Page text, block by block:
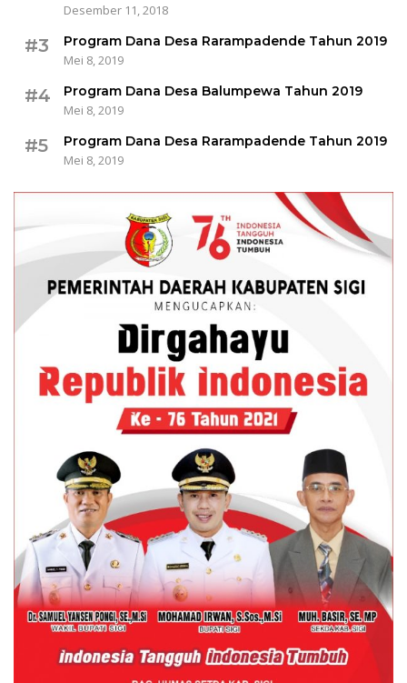
Desember 11, 2018
#3
Program Dana Desa Rarampadende Tahun 2019
Mei 8, 2019
#4
Program Dana Desa Balumpewa Tahun 2019
Mei 8, 2019
#5
Program Dana Desa Rarampadende Tahun 2019
Mei 8, 2019